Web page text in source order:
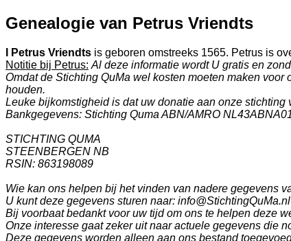
Genealogie van Petrus Vriendts
Petrus Vriendts is geboren omstreeks 1565. Petrus is
Notitie bij Petrus: Al deze informatie wordt U gratis en
Omdat de Stichting QuMa wel kosten moeten maken
houden.
Leuke bijkomstigheid is dat uw donatie aan onze stichting
Bankgegevens: Stichting Quma ABN/AMRO
STICHTING QUMA
STEENBERGEN NB
RSIN: 863198089
Wie kan ons helpen bij het vinden van nadere gegevens
U kunt deze gegevens sturen naar: info@StichtingQuMa.nl
Bij voorbaat bedankt voor uw tijd om ons te helpen deze
Onze interesse gaat zeker uit naar actuele gegevens die
Deze gegevens worden alleen aan ons bestand